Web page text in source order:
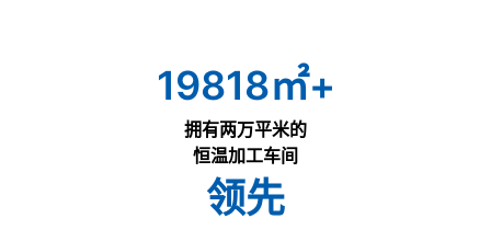
19934㎡+
拥有两万平米的
恒温加工车间
领先